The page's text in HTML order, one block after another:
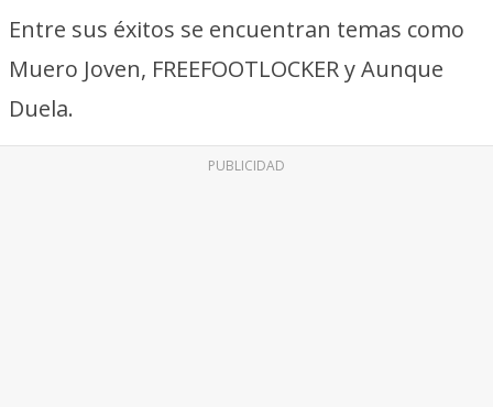
Entre sus éxitos se encuentran temas como
Muero Joven, FREEFOOTLOCKER y Aunque
Duela.
PUBLICIDAD